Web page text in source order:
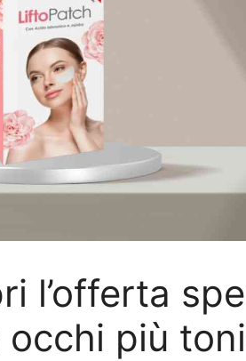
l’offerta
più